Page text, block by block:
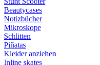
Beautycases
Notizbücher
Mikroskope
Schlitten
Piñatas
Kleider anziehen
Inline skates